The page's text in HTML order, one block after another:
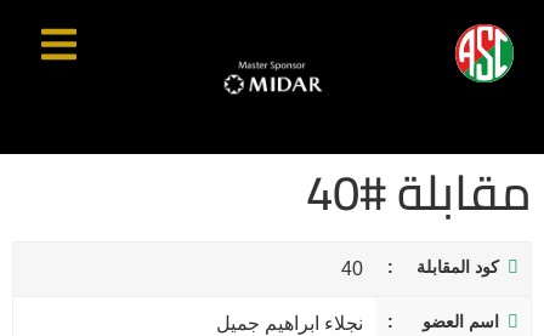
مقابلة #40
كود المقابلة 40
اسم العضو نجلاء ابراهيم جميل